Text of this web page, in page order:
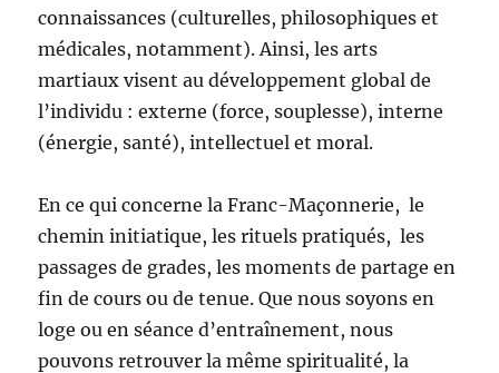
connaissances (culturelles, philosophiques et
médicales, notamment). Ainsi, les arts
martiaux visent au développement global de
l’individu : externe (force, souplesse), interne
(énergie, santé), intellectuel et moral.
En ce qui concerne la Franc-Maçonnerie, le
chemin initiatique, les rituels pratiqués, les
passages de grades, les moments de partage en
fin de cours ou de tenue. Que nous soyons en
loge ou en séance d’entraînement, nous
pouvons retrouver la même spiritualité, la